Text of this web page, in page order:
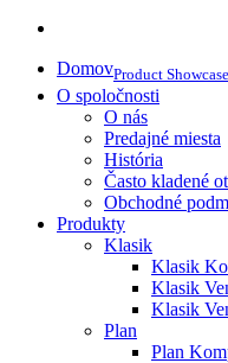
DomovProduct Showcase
O spoločnosti
O nás
Predajné miesta
História
Často kladené
Obchodné
Produkty
Klasik
Klasik
Klasik
Klasik
Plan
Plan